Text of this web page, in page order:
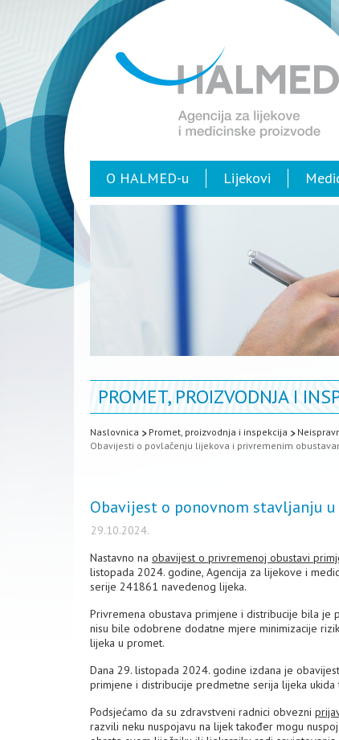
O HALMED-u Lijekovi
PROMET, PROIZVODNJA I
Naslovnica Promet, proizvodnja i inspekcija
Obavijesti o povlačenju lijekova i privremenim
Obavijest o ponovnom stavljanju
29.10.2024.
Nastavno na obavijest o privremenoj obustavi
listopada 2024. godine, Agencija za lijekove i
serije 241861 navedenog lijeka.
Privremena obustava primjene i distribucije bila je
nisu bile odobrene dodatne mjere minimizacije
lijeka u promet.
Dana 29. listopada 2024. godine izdana je
primjene i distribucije predmetne serija lijeka
Podsjećamo da su zdravstveni radnici obvezni
razvili neku nuspojavu na lijek također mogu